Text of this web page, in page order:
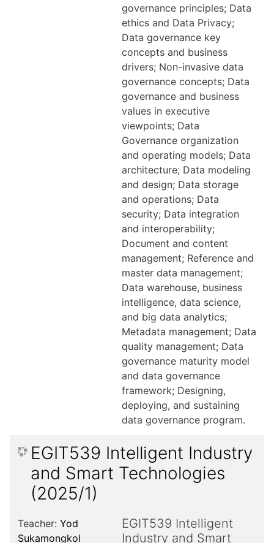
governance principles; Data
ethics and Data Privacy;
Data governance key
concepts and business
drivers; Non-invasive data
governance concepts; Data
governance and business
values in executive
viewpoints; Data
Governance organization
and operating models; Data
architecture; Data modeling
and design; Data storage
and operations; Data
security; Data integration
and interoperability;
Document and content
management; Reference and
master data management;
Data warehouse, business
intelligence, data science,
and big data analytics;
Metadata management; Data
quality management; Data
governance maturity model
and data governance
framework; Designing,
deploying, and sustaining
data governance program.
EGIT539 Intelligent Industry
and Smart Technologies
(2025/1)
EGIT539 Intelligent
Industry and Smart
Teacher: Yod
Sukamongkol